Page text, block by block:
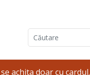
achita doar cu cardul.